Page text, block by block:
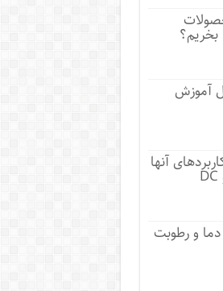
بخریم؟
آموزش
آنها
دما و رطوبت